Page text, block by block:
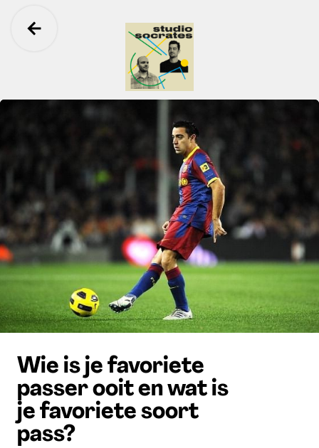
Ga terug
Wie is je favoriete
passer ooit en wat is
je favoriete soort
pass?